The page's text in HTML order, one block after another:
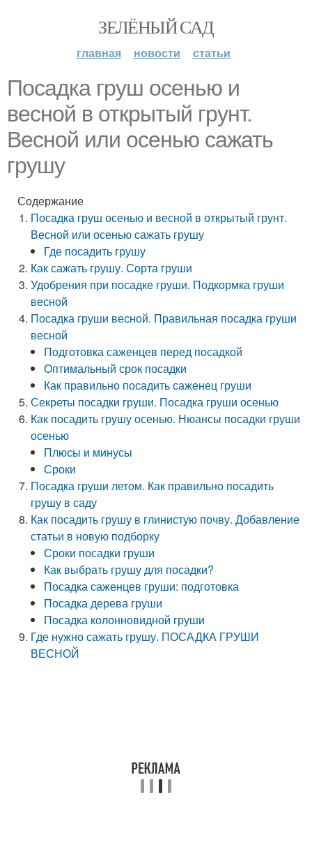
ЗЕЛЁНЫЙ САД
главная новости статьи
Посадка груш осенью и
весной в открытый грунт.
Весной или осенью сажать
грушу
Содержание
Посадка груш осенью и весной в открытый грунт.
Весной или осенью сажать грушу
Где посадить грушу
Как сажать грушу. Сорта груши
Удобрения при посадке груши. Подкормка груши
весной
Посадка груши весной. Правильная посадка груши
весной
Подготовка саженцев перед посадкой
Оптимальный срок посадки
Как правильно посадить саженец груши
Секреты посадки груши. Посадка груши осенью
Как посадить грушу осенью. Нюансы посадки груши
осенью
Плюсы и минусы
Сроки
Посадка груши летом. Как правильно посадить
грушу в саду
Как посадить грушу в глинистую почву. Добавление
статьи в новую подборку
Сроки посадки груши
Как выбрать грушу для посадки?
Посадка саженцев груши: подготовка
Посадка дерева груши
Посадка колонновидной груши
Где нужно сажать грушу. ПОСАДКА ГРУШИ
ВЕСНОЙ